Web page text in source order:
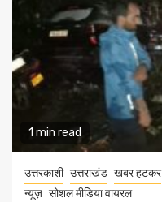
1 min read
उत्तरकाशी उत्तराखंड खबर हटकर
न्यूज़ सोशल मीडिया वायरल